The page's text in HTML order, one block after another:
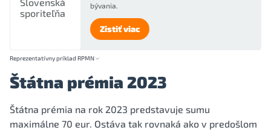
bývania.
Zistiť viac
Reprezentatívny príklad RPMN
Štátna prémia 2023
Štátna prémia na rok 2023 predstavuje sumu
maximálne 70 eur. Ostáva tak rovnaká ako v predošlom